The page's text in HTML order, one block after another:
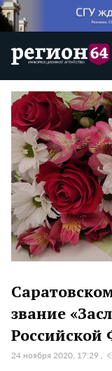
звание
Российской
24 ноября 2020, 17:29